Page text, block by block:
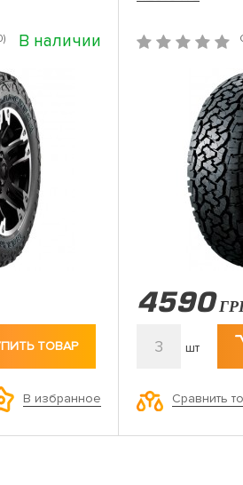
В наличии
ТОВАР
В избранное
4590
3 шт
Сравнить